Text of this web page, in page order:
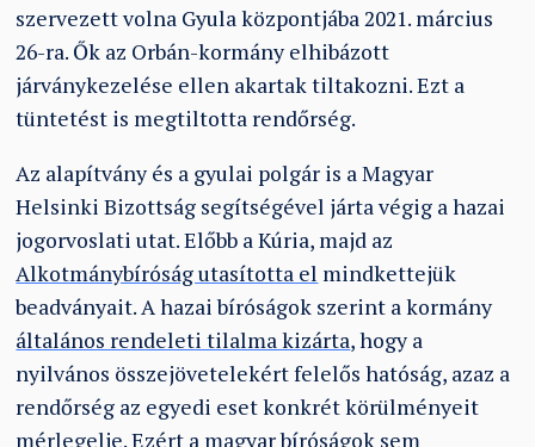
szervezett volna Gyula központjába 2021. március
26-ra. Ők az Orbán-kormány elhibázott
járványkezelése ellen akartak tiltakozni. Ezt a
tüntetést is megtiltotta rendőrség.
Az alapítvány és a gyulai polgár is a Magyar
Helsinki Bizottság segítségével járta végig a hazai
jogorvoslati utat. Előbb a Kúria, majd az
Alkotmánybíróság utasította el mindkettejük
beadványait. A hazai bíróságok szerint a kormány
általános rendeleti tilalma kizárta, hogy a
nyilvános összejövetelekért felelős hatóság, azaz a
rendőrség az egyedi eset konkrét körülményeit
mérlegelje. Ezért a magyar bíróságok sem